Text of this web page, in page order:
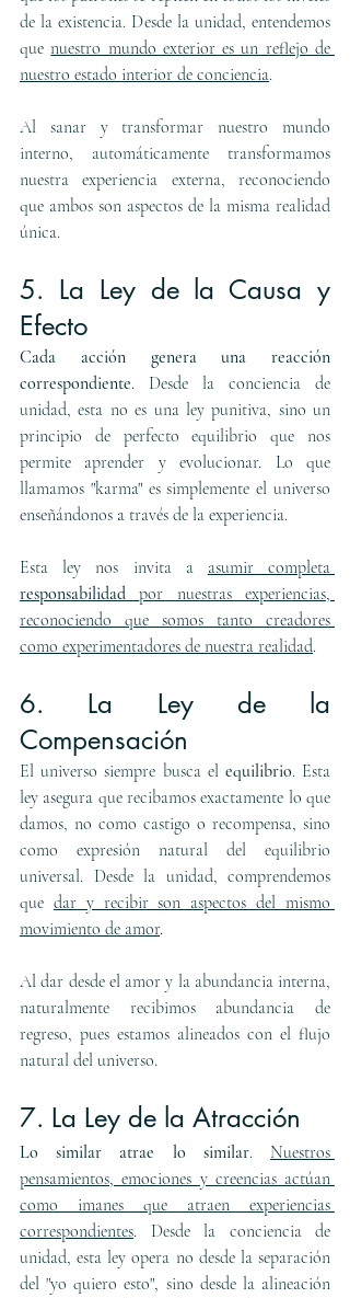
de la existencia. Desde la unidad, entendemos
que nuestro mundo exterior es un reflejo de
nuestro estado interior de conciencia.
Al sanar y transformar nuestro mundo
interno, automáticamente transformamos
nuestra experiencia externa, reconociendo
que ambos son aspectos de la misma realidad
única.
5. La Ley de la Causa y
Efecto
Cada acción genera una reacción
correspondiente. Desde la conciencia de
unidad, esta no es una ley punitiva, sino un
principio de perfecto equilibrio que nos
permite aprender y evolucionar. Lo que
llamamos "karma" es simplemente el universo
enseñándonos a través de la experiencia.
Esta ley nos invita a
responsabilidad por nuestras experiencias,
reconociendo que somos tanto creadores
como experimentadores de nuestra realidad.
6. La Ley de la
Compensación
El universo siempre busca el equilibrio. Esta
ley asegura que recibamos exactamente lo que
damos, no como castigo o recompensa, sino
como expresión natural del equilibrio
universal. Desde la unidad, comprendemos
que dar y recibir son aspectos del mismo
movimiento de amor.
Al dar desde el amor y la abundancia interna,
naturalmente recibimos abundancia de
regreso, pues estamos alineados con el flujo
natural del universo.
7. La Ley de la Atracción
Lo similar atrae lo similar. Nuestros
pensamientos, emociones y creencias actúan
como imanes que atraen experiencias
correspondientes. Desde la conciencia de
unidad, esta ley opera no desde la separación
del "yo quiero esto", sino desde la alineación